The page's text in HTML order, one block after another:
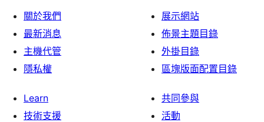
關於我們
最新消息
主機代管
隱私權
展示網站
佈景主題目錄
外掛目錄
區塊版面配置目錄
Learn
技術支援
共同參與
活動